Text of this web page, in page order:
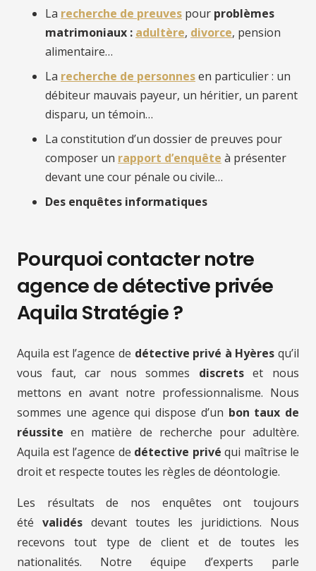
La recherche de preuves pour problèmes
matrimoniaux : adultère, divorce, pension
alimentaire…
La recherche de personnesen particulier : un
débiteur mauvais payeur, un héritier, un parent
disparu, un témoin…
La constitution d’un dossier de preuves pour
composer un rapport d’enquête à présenter
devant une cour pénale ou civile…
Des enquêtes informatiques
Pourquoi contacter notre
agence de détective privée
Aquila Stratégie ?
Aquila est l’agence de détective privé à Hyères qu’il
vous faut, car nous sommes discretset nous
mettons en avant notre professionnalisme. Nous
sommes une agence qui dispose d’un bon taux de
réussite en matière de recherche pour adultère.
Aquila est l’agence de détective privé qui maîtrise le
droit et respecte toutes les règles de déontologie.
Les résultats de nos enquêtes ont toujours
été validésdevant toutes les juridictions. Nous
recevons tout type de client et de toutes les
nationalités. Notre équipe d’experts parle